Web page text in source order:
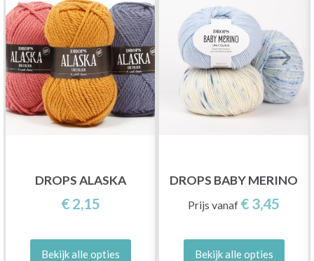
DROPS ALASKA
€ 2,15
Bekijk alle opties
DROPS BABY MERINO
Prijs vanaf € 3,45
Bekijk alle opties